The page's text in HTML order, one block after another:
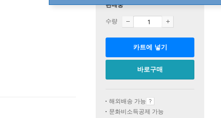
판매중
수량
카트에 넣기
바로구매
해외배송 가능
문화비소득공제 가능